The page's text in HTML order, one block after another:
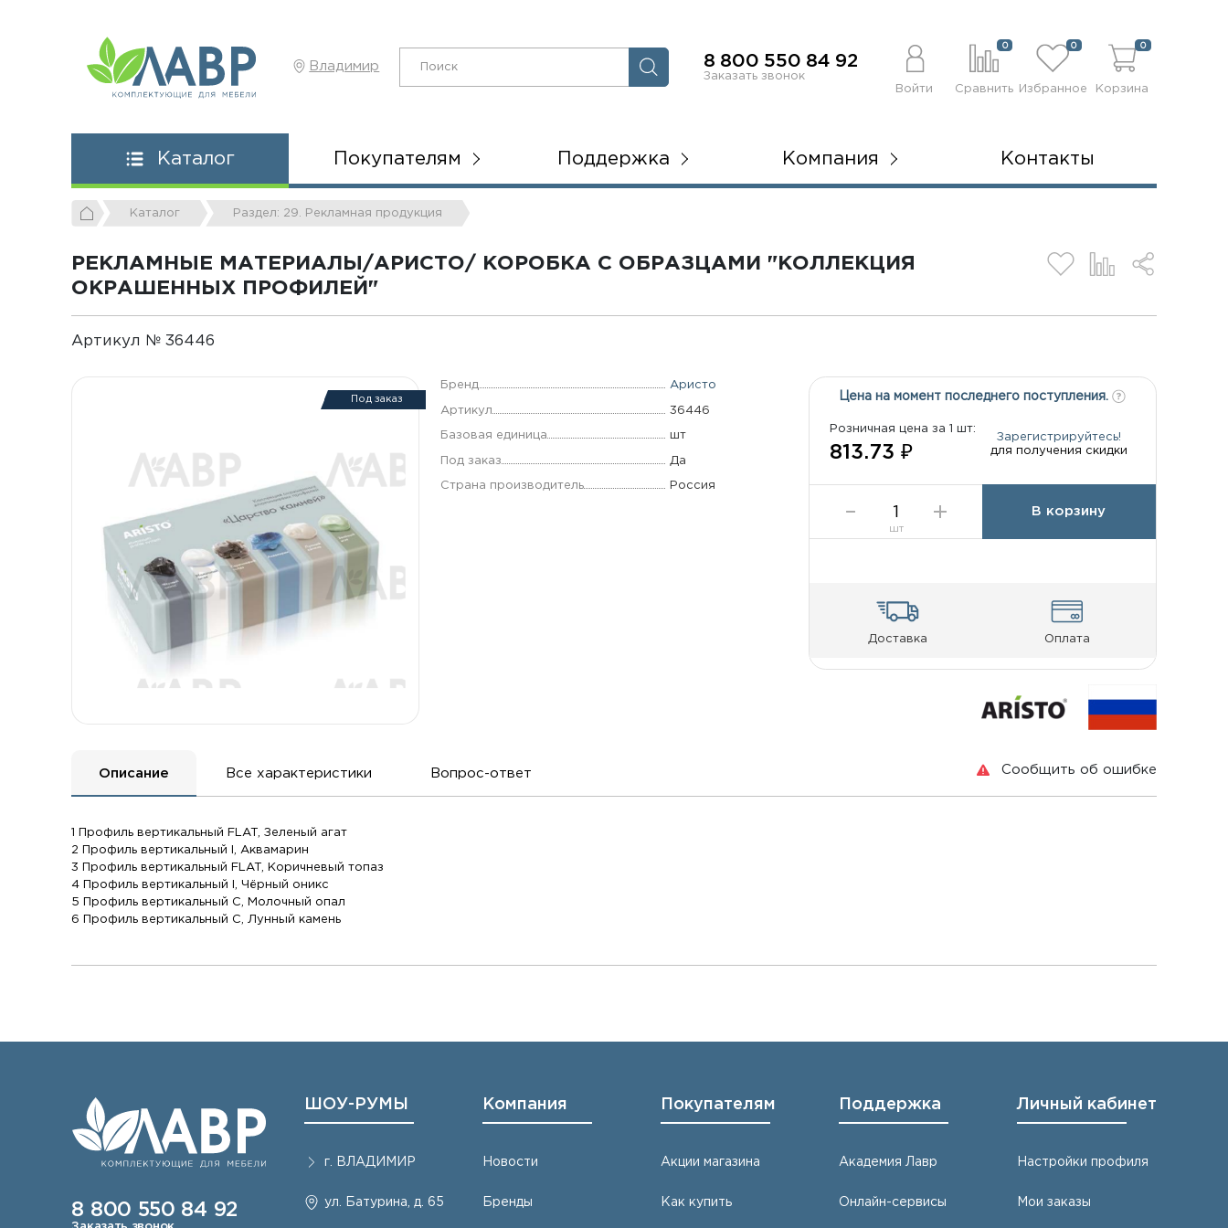
Владимир 8 800 550 84 92
Заказать звонок
Войти
0
Сравнить
0
Избранное
0
Корзина
Каталог Покупателям Поддержка Компания Контакты
Каталог Раздел: 29. Рекламная продукция
РЕКЛАМНЫЕ МАТЕРИАЛЫ/АРИСТО/ КОРОБКА С ОБРАЗЦАМИ "КОЛЛЕКЦИЯ
ОКРАШЕННЫХ ПРОФИЛЕЙ"
Артикул № 36446
Под заказ
Бренд Аристо
Артикул 36446
Базовая единица шт
Под заказ Да
Страна производитель Россия
Цена на момент последнего поступления.
Розничная цена за 1 шт:
813.73 ₽
Зарегистрируйтесь!
для получения скидки
шт
В корзину
Доставка Оплата
Сообщить об ошибке
Описание Все характеристики Вопрос-ответ
1 Профиль вертикальный FLAT, Зеленый агат
2 Профиль вертикальный I, Аквамарин
3 Профиль вертикальный FLAT, Коричневый топаз
4 Профиль вертикальный I, Чёрный оникс
5 Профиль вертикальный C, Молочный опал
6 Профиль вертикальный C, Лунный камень
8 800 550 84 92
ШОУ-РУМЫ
г. ВЛАДИМИР
ул. Батурина, д. 65
Компания
Новости
Бренды
Покупателям
Акции магазина
Как купить
Поддержка
Академия Лавр
Онлайн-сервисы
Личный кабинет
Настройки профиля
Мои заказы